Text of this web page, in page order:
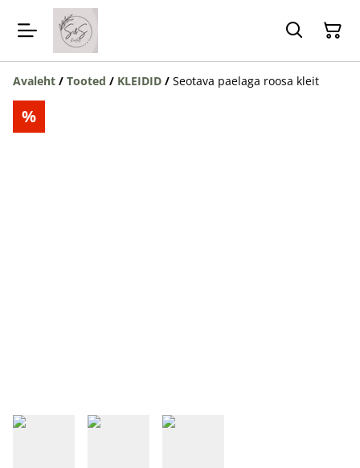
Avaleht / Tooted / KLEIDID / Seotava paelaga roosa kleit
%